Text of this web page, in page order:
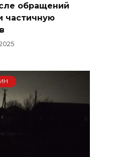
обращений
частичную